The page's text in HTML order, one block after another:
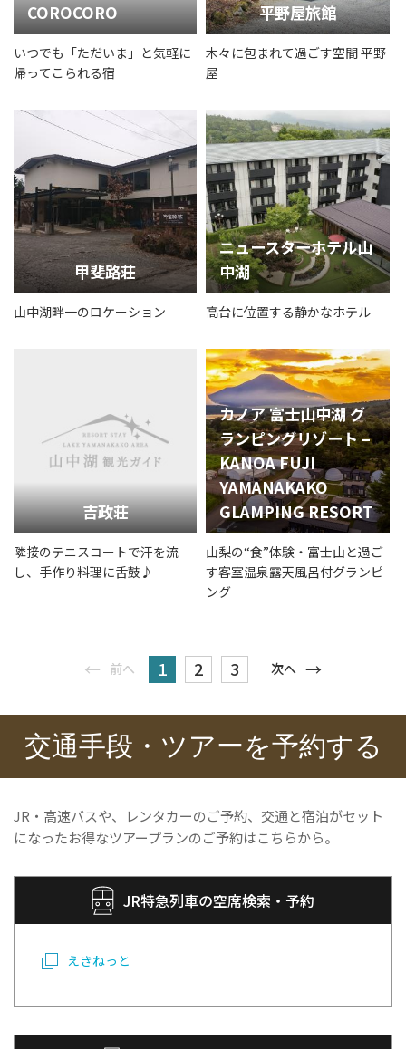
COROCORO
いつでも「ただいま」と気軽に
帰ってこられる宿
平野屋旅館
木々に包まれて過ごす空間 平野
屋
甲斐路荘
山中湖畔一のロケーション
ニュースターホテル山
中湖
高台に位置する静かなホテル
吉政荘
隣接のテニスコートで汗を流
し、手作り料理に舌鼓♪
カノア 富士山中湖 グ
ランピングリゾート –
KANOA FUJI
YAMANAKAKO
GLAMPING RESORT
山梨の“食”体験・富士山と過ご
す客室温泉露天風呂付グランピ
ング
前へ 1 2 3 次へ
交通手段・ツアーを予約する
JR・高速バスや、レンタカーのご予約、交通と宿泊がセット
になったお得なツアープランのご予約はこちらから。
JR特急列車の空席検索・予約
えきねっと